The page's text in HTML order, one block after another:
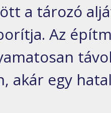
a tározó
Az
akár egy